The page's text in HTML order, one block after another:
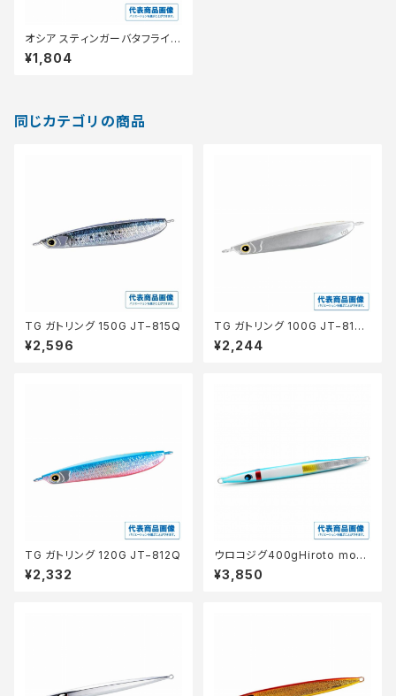
オシア スティンガーバタフライ
サーディンウェーバー 200g JT
-420P シルハ゛ーミラー 014
¥1,804
同じカテゴリの商品
TG ガトリング 150G JT−815Q
¥2,596
TG ガトリング 100G JT−810
Q
¥2,244
TG ガトリング 120G JT−812Q
¥2,332
ウロコジグ400gHiroto mod
els10th Pホワイトハ゜ーフ゜
ルDHG
¥3,850